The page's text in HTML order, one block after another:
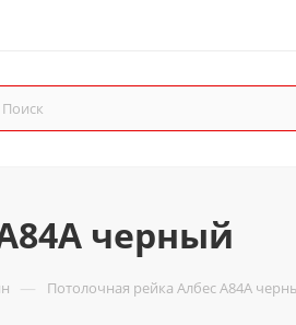
черный
— Потолочная рейка Албес A84A